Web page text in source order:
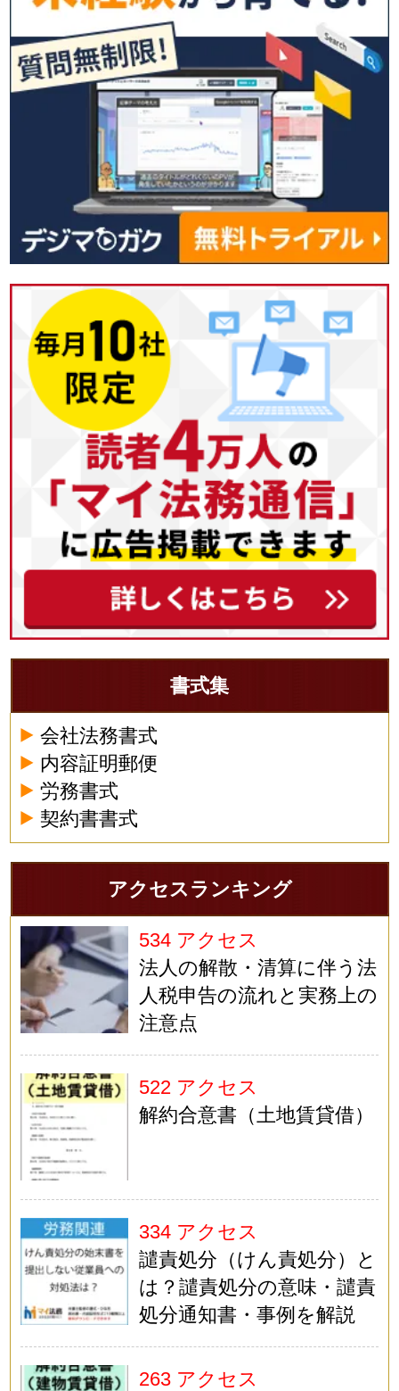
書式集
会社法務書式
内容証明郵便
労務書式
契約書書式
アクセスランキング
534 アクセス
法人の解散・清算に伴う法
人税申告の流れと実務上の
注意点
522 アクセス
解約合意書（土地賃貸借）
334 アクセス
譴責処分（けん責処分）と
は？譴責処分の意味・譴責
処分通知書・事例を解説
263 アクセス